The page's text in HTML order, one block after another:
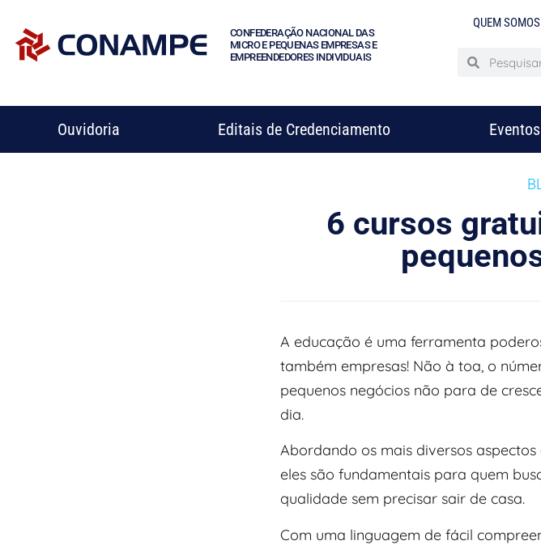
CONFEDERAÇÃO NACIONAL DAS
MICRO E PEQUENAS EMPRESAS E
EMPREENDEDORES INDIVIDUAIS
QUEM SOMOS
Ouvidoria Editais de Credenciamento Eventos
6 cursos
A educação é uma ferramenta
também empresas! Não à toa, o
pequenos negócios não para de
dia.
Abordando os mais diversos
eles são fundamentais para quem
qualidade sem precisar sair de casa.
Com uma linguagem de fácil